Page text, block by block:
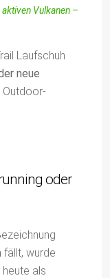
Vulkanen –
Laufschuh
neue
Outdoor-
oder
fällt, wurde
als